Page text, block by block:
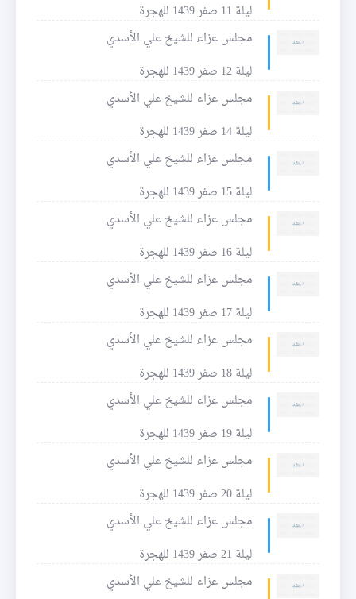
ليلة 11 صفر 1439 للهجرة
مجلس عزاء للشيخ علي الأسدي
ليلة 12 صفر 1439 للهجرة
مجلس عزاء للشيخ علي الأسدي
ليلة 14 صفر 1439 للهجرة
مجلس عزاء للشيخ علي الأسدي
ليلة 15 صفر 1439 للهجرة
مجلس عزاء للشيخ علي الأسدي
ليلة 16 صفر 1439 للهجرة
مجلس عزاء للشيخ علي الأسدي
ليلة 17 صفر 1439 للهجرة
مجلس عزاء للشيخ علي الأسدي
ليلة 18 صفر 1439 للهجرة
مجلس عزاء للشيخ علي الأسدي
ليلة 19 صفر 1439 للهجرة
مجلس عزاء للشيخ علي الأسدي
ليلة 20 صفر 1439 للهجرة
مجلس عزاء للشيخ علي الأسدي
ليلة 21 صفر 1439 للهجرة
مجلس عزاء للشيخ علي الأسدي